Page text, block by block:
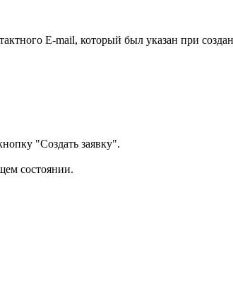
Е-mail, который был указан при
"Создать заявку".
состоянии.